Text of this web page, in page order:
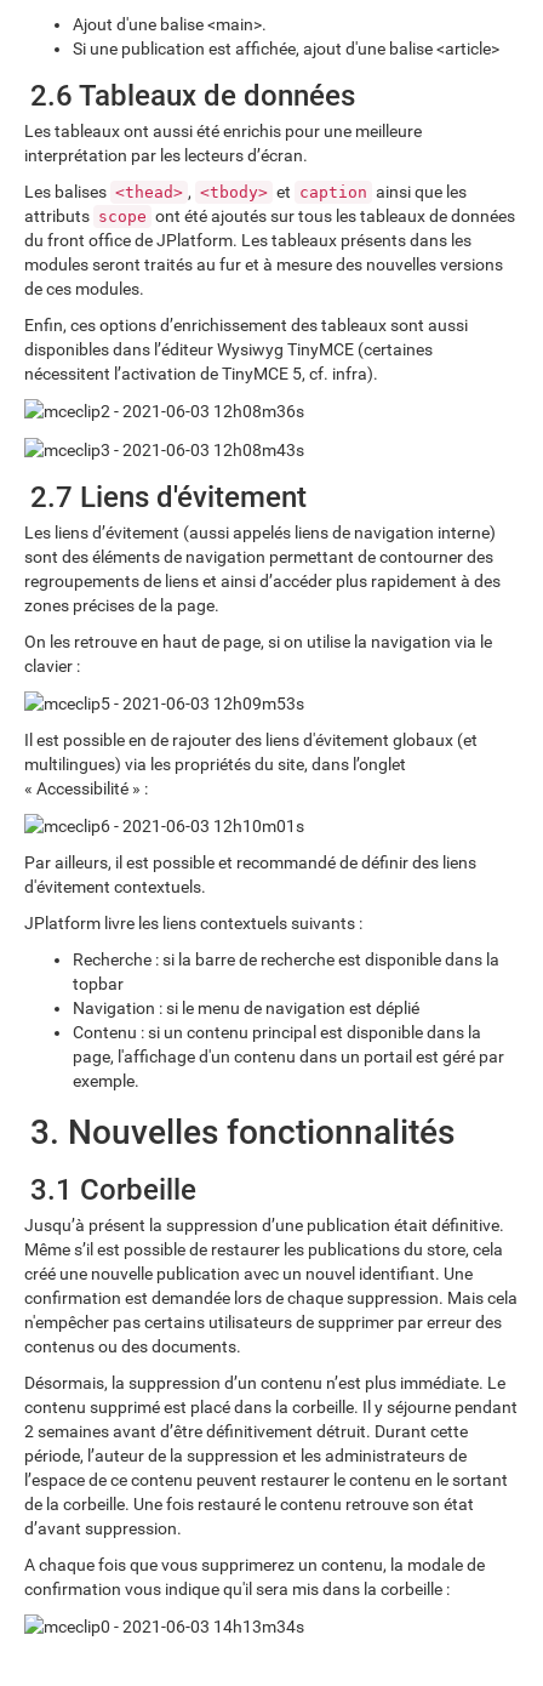
Ajout d'une balise <main>.
Si une publication est affichée, ajout d'une balise <article>
2.6 Tableaux de données
Les tableaux ont aussi été enrichis pour une meilleure
interprétation par les lecteurs d’écran.
Les balises <thead> , <tbody> et caption ainsi que les
attributs scope ont été ajoutés sur tous les tableaux de données
du front office de JPlatform. Les tableaux présents dans les
modules seront traités au fur et à mesure des nouvelles versions
de ces modules.
Enfin, ces options d’enrichissement des tableaux sont aussi
disponibles dans l’éditeur Wysiwyg TinyMCE (certaines
nécessitent l’activation de TinyMCE 5, cf. infra).
2.7 Liens d'évitement
Les liens d’évitement (aussi appelés liens de navigation interne)
sont des éléments de navigation permettant de contourner des
regroupements de liens et ainsi d’accéder plus rapidement à des
zones précises de la page.
On les retrouve en haut de page, si on utilise la navigation via le
clavier :
Il est possible en de rajouter des liens d'évitement globaux (et
multilingues) via les propriétés du site, dans l’onglet
« Accessibilité » :
Par ailleurs, il est possible et recommandé de définir des liens
d'évitement contextuels.
JPlatform livre les liens contextuels suivants :
Recherche : si la barre de recherche est disponible dans la
topbar
Navigation : si le menu de navigation est déplié
Contenu : si un contenu principal est disponible dans la
page, l'affichage d'un contenu dans un portail est géré par
exemple.
3. Nouvelles fonctionnalités
3.1 Corbeille
Jusqu’à présent la suppression d’une publication était définitive.
Même s’il est possible de restaurer les publications du store, cela
créé une nouvelle publication avec un nouvel identifiant. Une
confirmation est demandée lors de chaque suppression. Mais cela
n'empêcher pas certains utilisateurs de supprimer par erreur des
contenus ou des documents.
Désormais, la suppression d’un contenu n’est plus immédiate. Le
contenu supprimé est placé dans la corbeille. Il y séjourne pendant
2 semaines avant d’être définitivement détruit. Durant cette
période, l’auteur de la suppression et les administrateurs de
l’espace de ce contenu peuvent restaurer le contenu en le sortant
de la corbeille. Une fois restauré le contenu retrouve son état
d’avant suppression.
A chaque fois que vous supprimerez un contenu, la modale de
confirmation vous indique qu'il sera mis dans la corbeille :